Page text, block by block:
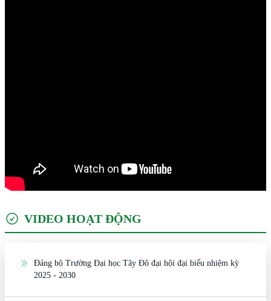
VIDEO HOẠT ĐỘNG
Đảng bộ Trường Đại học Tây Đô đại hội đại biểu nhiệm kỳ
2025 - 2030